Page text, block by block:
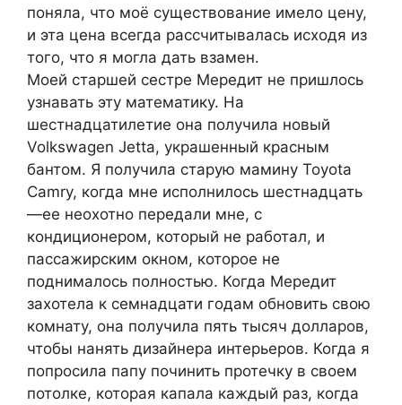
поняла, что моё существование имело цену,
и эта цена всегда рассчитывалась исходя из
того, что я могла дать взамен.
Моей старшей сестре Мередит не пришлось
узнавать эту математику. На
шестнадцатилетие она получила новый
Volkswagen Jetta, украшенный красным
бантом. Я получила старую мамину Toyota
Camry, когда мне исполнилось шестнадцать
—ее неохотно передали мне, с
кондиционером, который не работал, и
пассажирским окном, которое не
поднималось полностью. Когда Мередит
захотела к семнадцати годам обновить свою
комнату, она получила пять тысяч долларов,
чтобы нанять дизайнера интерьеров. Когда я
попросила папу починить протечку в своем
потолке, которая капала каждый раз, когда